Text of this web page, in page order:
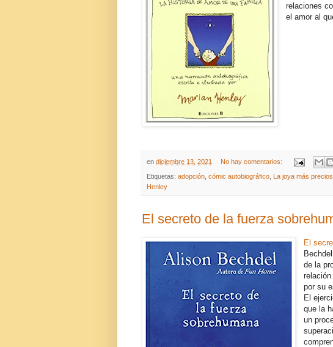
relaciones
el amor al
en diciembre 13, 2021 No hay comentarios:
Etiquetas: adopción cómic autobiográfico La joya más
Henley
El secreto de la fuerza
El
de la
por su
El
que la
un